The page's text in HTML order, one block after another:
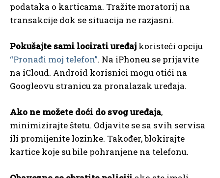
podataka o karticama. Tražite moratorij na
transakcije dok se situacija ne razjasni.
Pokušajte sami locirati uređaj koristeći opciju
“Pronađi moj telefon”. Na iPhoneu se prijavite
na iCloud. Android korisnici mogu otići na
Googleovu stranicu za pronalazak uređaja.
Ako ne možete doći do svog uređaja,
minimizirajte štetu. Odjavite se sa svih servisa
ili promijenite lozinke. Također, blokirajte
kartice koje su bile pohranjene na telefonu.